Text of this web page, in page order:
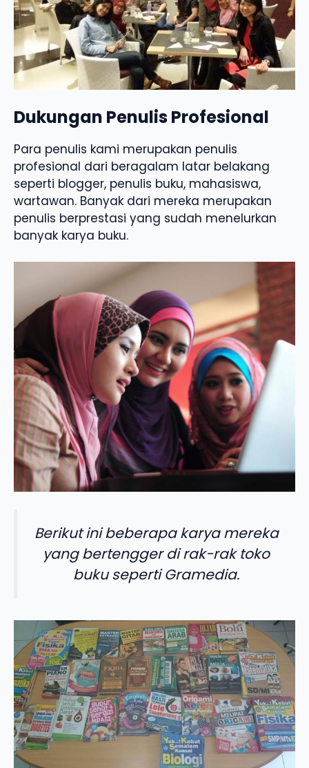
Dukungan Penulis Profesional
Para penulis kami merupakan penulis
profesional dari beragalam latar belakang
seperti blogger, penulis buku, mahasiswa,
wartawan. Banyak dari mereka merupakan
penulis berprestasi yang sudah menelurkan
banyak karya buku.
Berikut ini beberapa karya mereka
yang bertengger di rak-rak toko
buku seperti Gramedia.